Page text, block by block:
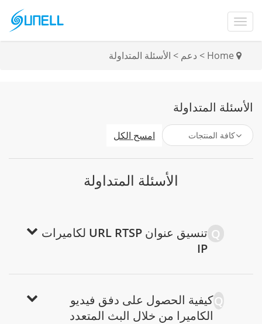
Home
> دعم > الأسئلة المتداولة
الأسئلة المتداولة
امسح الكل
الأسئلة المتداولة
Q
تنسيق عنوان URL RTSP لكاميرات
IP
Qكيفية الحصول على دفق فيديو
الكاميرا من خلال البث المتعدد